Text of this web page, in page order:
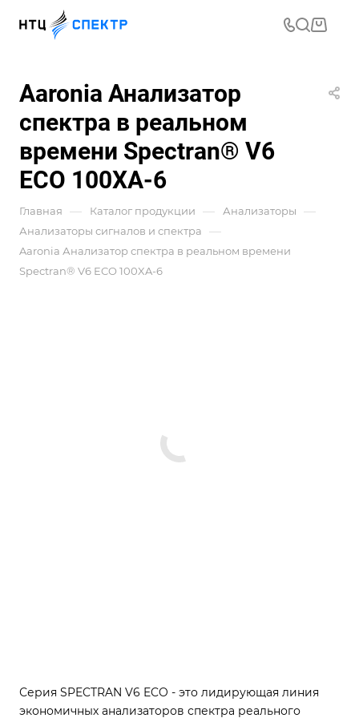
Aaronia Анализатор
спектра в реальном
времени Spectran® V6
ECO 100XA-6
Главная — Каталог продукции — Анализаторы —
Анализаторы сигналов и спектра —
Aaronia Анализатор спектра в реальном времени
Spectran® V6 ECO 100XA-6
Серия SPECTRAN V6 ECO - это лидирующая линия
экономичных анализаторов спектра реального